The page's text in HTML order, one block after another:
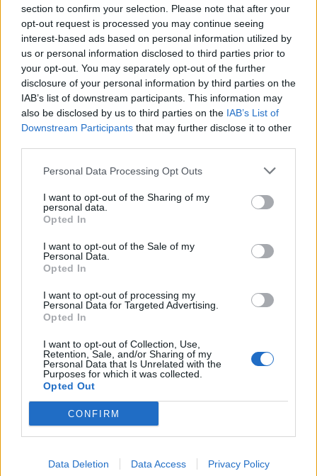
section to confirm your selection. Please note that after your
opt-out request is processed you may continue seeing
interest-based ads based on personal information utilized by
us or personal information disclosed to third parties prior to
your opt-out. You may separately opt-out of the further
disclosure of your personal information by third parties on the
IAB’s list of downstream participants. This information may
also be disclosed by us to third parties on the IAB’s List of
Downstream Participants that may further disclose it to other
Personal Data Processing Opt Outs
I want to opt-out of the Sharing of my
personal data.
Opted In
I want to opt-out of the Sale of my
Personal Data.
Opted In
I want to opt-out of processing my
Personal Data for Targeted Advertising.
Opted In
I want to opt-out of Collection, Use,
Retention, Sale, and/or Sharing of my
Personal Data that Is Unrelated with the
Purposes for which it was collected.
Opted Out
CONFIRM
Data Deletion Data Access Privacy Policy
London in Frames by Ovidiu Selaru
CULTURE
Hyper Real – 60 Jahre Fotorealismus
POST GALLERY